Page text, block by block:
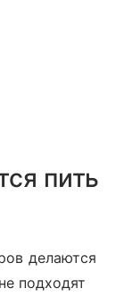
пить
делаются
подходят